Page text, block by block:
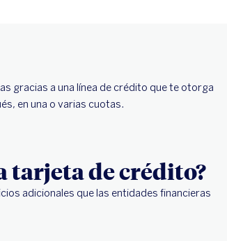
gracias a una línea de crédito que te otorga
en una o varias cuotas.
tarjeta de crédito?
adicionales que las entidades financieras